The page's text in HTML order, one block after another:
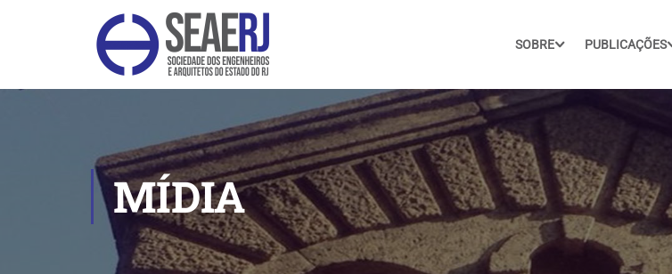
SOBRE PUBLICAÇÕES
MÍDIA